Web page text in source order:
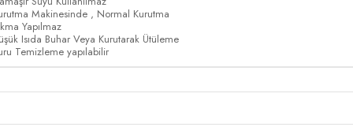
Makinesinde , Normal Kurutma
Yapılmaz
Isıda Buhar Veya Kurutarak Ütüleme
Temizleme yapılabilir